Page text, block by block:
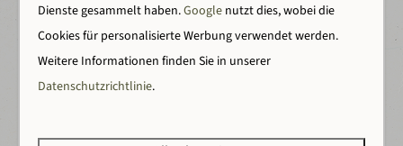
Viele Einrichtungen
Schwimmen, Wellness, Wandern und überraschende
Aktivitäten.
Dienste gesammelt haben.Google nutzt dies, wobei die
Cookies für personalisierte Werbung verwendet werden.
Weitere Informationen finden Sie in unserer
Datenschutzrichtlinie.